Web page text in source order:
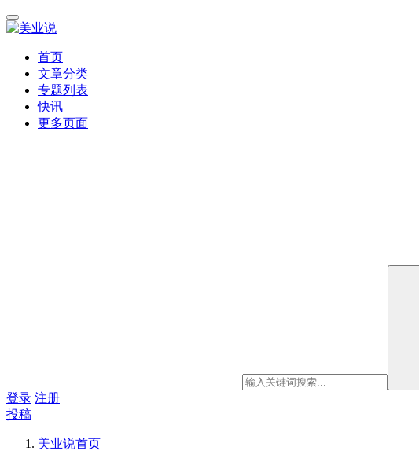
首页
文章分类
专题列表
快讯
更多页面
登录 注册
投稿
美业说首页